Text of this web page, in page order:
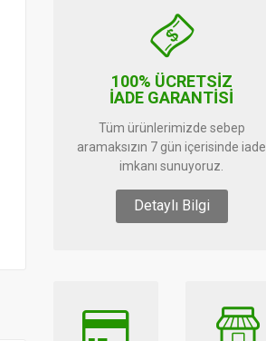
100% ÜCRETSİZ
İADE GARANTİSİ
Tüm ürünlerimizde sebep
aramaksızın 7 gün içerisinde iade
imkanı sunuyoruz.
Detaylı Bilgi